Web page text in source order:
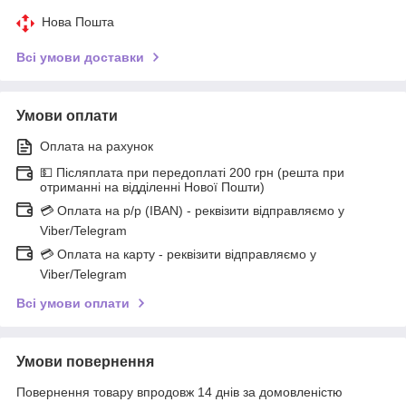
Нова Пошта
Всі умови доставки
Умови оплати
Оплата на рахунок
💵 Післяплата при передоплаті 200 грн (решта при
отриманні на відділенні Нової Пошти)
💳 Оплата на р/р (IBAN) - реквізити відправляємо у
Viber/Telegram
💳 Оплата на карту - реквізити відправляємо у
Viber/Telegram
Всі умови оплати
Умови повернення
Повернення товару впродовж 14 днів за домовленістю